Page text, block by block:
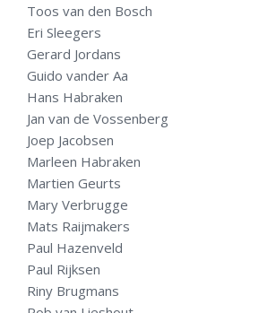
Toos van den Bosch
Eri Sleegers
Gerard Jordans
Guido vander Aa
Hans Habraken
Jan van de Vossenberg
Joep Jacobsen
Marleen Habraken
Martien Geurts
Mary Verbrugge
Mats Raijmakers
Paul Hazenveld
Paul Rijksen
Riny Brugmans